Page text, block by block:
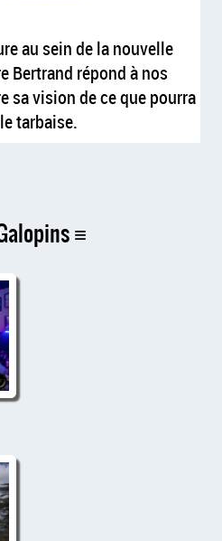
au sein de la nouvelle
Bertrand répond à nos
sa vision de ce que pourra
tarbaise.